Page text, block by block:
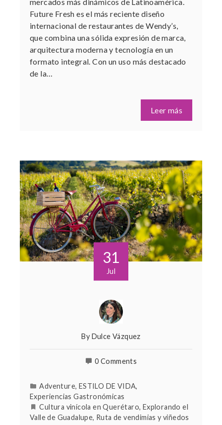
mercados más dinámicos de Latinoamérica.
Future Fresh es el más reciente diseño
internacional de restaurantes de Wendy’s,
que combina una sólida expresión de marca,
arquitectura moderna y tecnología en un
formato integral. Con un uso más destacado
de la…
Leer más
31
Jul
By Dulce Vázquez
0 Comments
Adventure, ESTILO DE VIDA,
Experiencias Gastronómicas
Cultura vinícola en Querétaro, Explorando el
Valle de Guadalupe, Ruta de vendimias y viñedos